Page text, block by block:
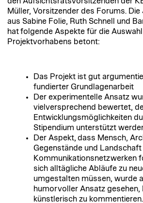
Müller, Vorsitzender des Forums.
aus Sabine Folie, Ruth Schnell und
hat folgende Aspekte für die
Projektvorhabens betont:
Das Projekt ist gut
fundierter Grundlagenarbeit
Der experimentelle Ansatz
vielversprechend bewertet,
Entwicklungsmöglichkeiten
Stipendium unterstützt
Der Aspekt, dass Mensch,
Gegenstände und Landschaft
Kommunikationsnetzwerken
sich alltägliche Abläufe zu
umgestalten müssen, wurde
humorvoller Ansatz gesehen,
künstlerisch zu kommentieren.